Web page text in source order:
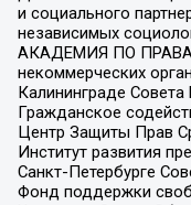
и социального
независимых
АКАДЕМИЯ ПО
некоммерческих
Калининграде
Гражданское
Центр Защиты Прав
Институт развития
Санкт-Петербурге
Фонд поддержки